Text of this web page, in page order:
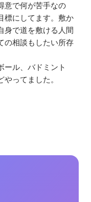
意で何が苦手なの
標にしてます。敷か
身で道を敷ける人間
の相談もしたい所存
ール、バドミント
ってました。